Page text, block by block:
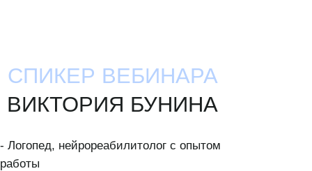
СПИКЕР ВЕБИНАРА
ВИКТОРИЯ БУНИНА
- Логопед, нейрореабилитолог с опытом
работы